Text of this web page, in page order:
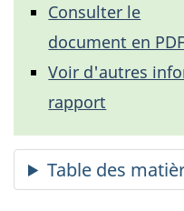
Consulter le
document en PDF
Voir d'autres
rapport